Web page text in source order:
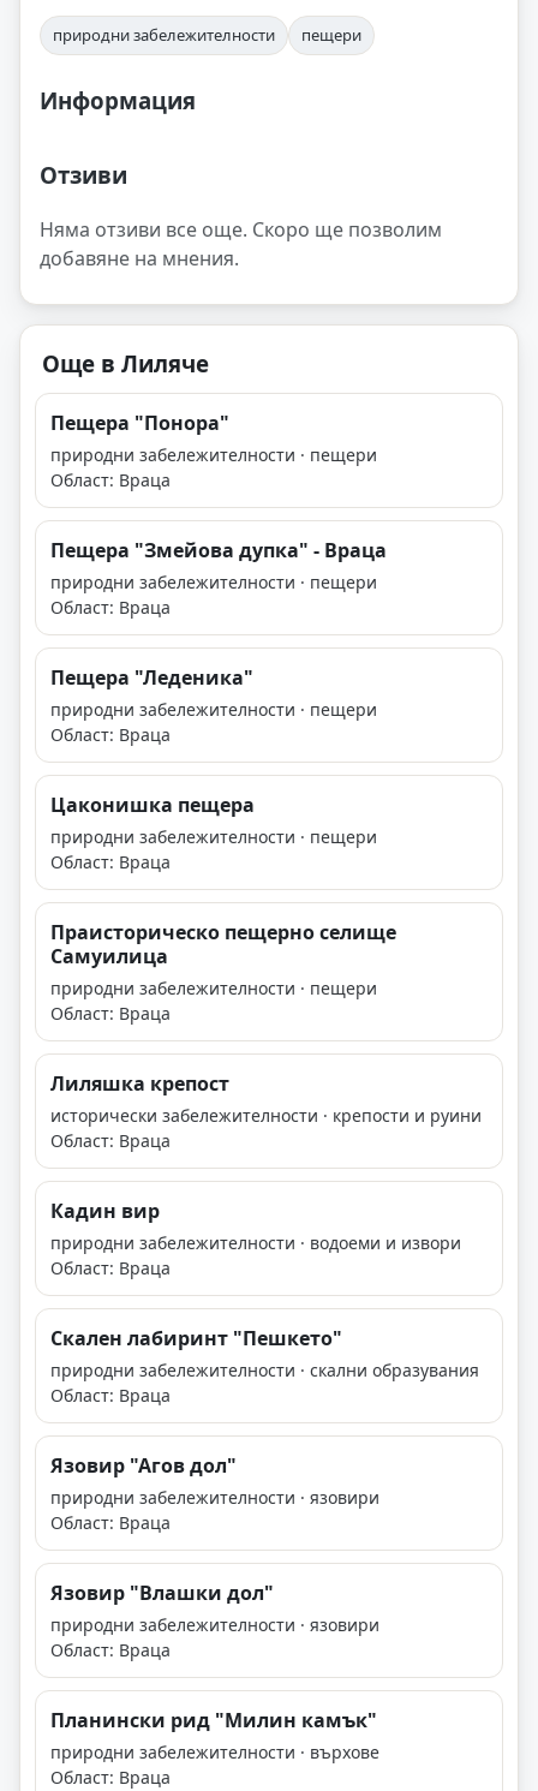
природни забележителности пещери
Информация
Отзиви
Няма отзиви все още. Скоро ще позволим
добавяне на мнения.
Още в Лиляче
Пещера "Понора"
природни забележителности · пещери
Област: Враца
Пещера "Змейова дупка" - Враца
природни забележителности · пещери
Област: Враца
Пещера "Леденика"
природни забележителности · пещери
Област: Враца
Цаконишка пещера
природни забележителности · пещери
Област: Враца
Праисторическо пещерно селище
Самуилица
природни забележителности · пещери
Област: Враца
Лиляшка крепост
исторически забележителности · крепости и руини
Област: Враца
Кадин вир
природни забележителности · водоеми и извори
Област: Враца
Скален лабиринт "Пешкето"
природни забележителности · скални образувания
Област: Враца
Язовир "Агов дол"
природни забележителности · язовири
Област: Враца
Язовир "Влашки дол"
природни забележителности · язовири
Област: Враца
Планински рид "Милин камък"
природни забележителности · върхове
Област: Враца